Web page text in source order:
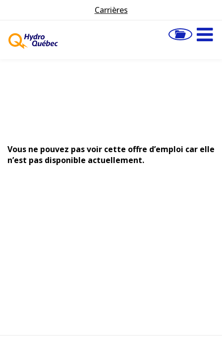
Carrières
Vous ne pouvez pas voir cette offre d’emploi car elle
n’est pas disponible actuellement.